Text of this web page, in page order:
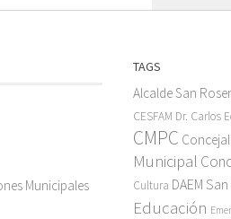
Municipales
TAGS
Alcalde San
CESFAM Dr. Carlos
CMPC
Municipal
Cultura DAEM
Educación